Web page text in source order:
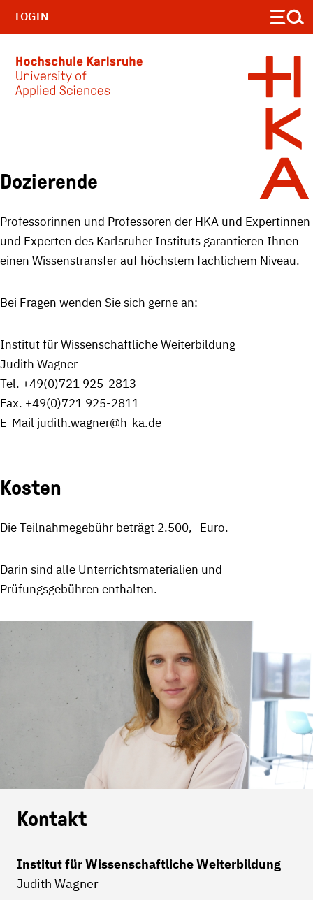
LOGIN
Dozierende
Professorinnen und Professoren der HKA und Expertinnen
und Experten des Karlsruher Instituts garantieren Ihnen
einen Wissenstransfer auf höchstem fachlichem Niveau.
Bei Fragen wenden Sie sich gerne an:
Institut für Wissenschaftliche Weiterbildung
Judith Wagner
Tel. +49(0)721 925-2813
Fax. +49(0)721 925-2811
E-Mail judith.wagner@h-ka.de
Kosten
Die Teilnahmegebühr beträgt 2.500,- Euro.
Darin sind alle Unterrichtsmaterialien und
Prüfungsgebühren enthalten.
Kontakt
Institut für Wissenschaftliche Weiterbildung
Judith Wagner